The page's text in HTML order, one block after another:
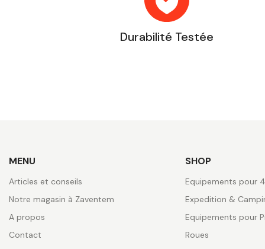
Durabilité Testée
MENU
Articles et conseils
Notre magasin à Zaventem
A propos
Contact
SHOP
Equipements pour
Expedition &
Equipements pour
Roues